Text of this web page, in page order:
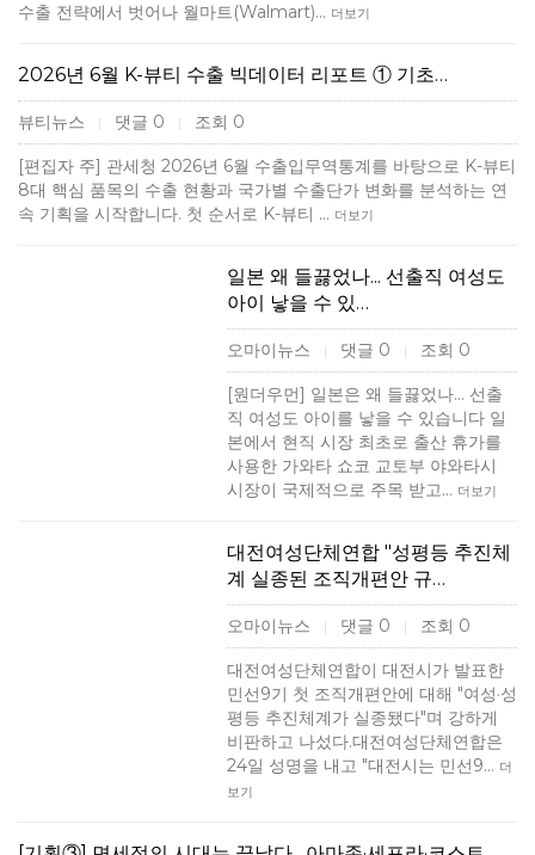
수출 전략에서 벗어나 월마트(Walmart)… 더보기
2026년 6월 K-뷰티 수출 빅데이터 리포트 ① 기초…
뷰티뉴스 | 댓글 0 | 조회 0
[편집자 주] 관세청 2026년 6월 수출입무역통계를 바탕으로 K-뷰티
8대 핵심 품목의 수출 현황과 국가별 수출단가 변화를 분석하는 연
속 기획을 시작합니다. 첫 순서로 K-뷰티 … 더보기
일본 왜 들끓었나... 선출직 여성도
아이 낳을 수 있…
오마이뉴스 | 댓글 0 | 조회 0
[원더우먼] 일본은 왜 들끓었나... 선출
직 여성도 아이를 낳을 수 있습니다 일
본에서 현직 시장 최초로 출산 휴가를
사용한 가와타 쇼코 교토부 야와타시
시장이 국제적으로 주목 받고… 더보기
대전여성단체연합 "성평등 추진체
계 실종된 조직개편안 규…
오마이뉴스 | 댓글 0 | 조회 0
대전여성단체연합이 대전시가 발표한
민선9기 첫 조직개편안에 대해 "여성·성
평등 추진체계가 실종됐다"며 강하게
비판하고 나섰다.대전여성단체연합은
24일 성명을 내고 "대전시는 민선9… 더
보기